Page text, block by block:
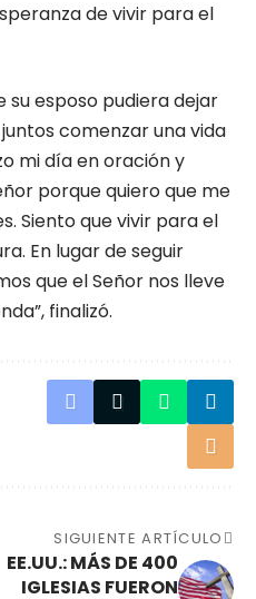
de vivir para el
su esposo pudiera dejar
comenzar una vida
mi día en oración y
porque quiero que me
Siento que vivir para el
En lugar de seguir
que el Señor nos lleve
finalizó.
SIGUIENTE ARTÍCULO
EE.UU.: MÁS DE 400
IGLESIAS FUERON